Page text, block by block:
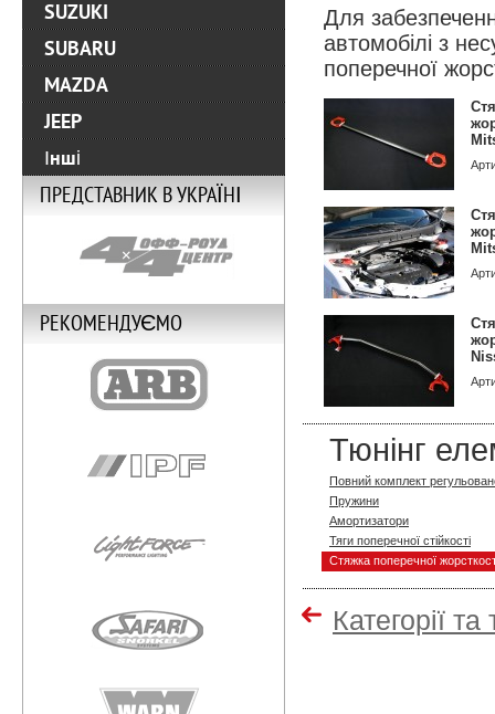
Для
автомобілі з
поперечної
Тюнінг
Повний комплект
Пружини
Амортизатори
Тяги поперечної стійкості
Стяжка поперечної
Категорії
SUZUKI
SUBARU
MAZDA
JEEP
Інші
ПРЕДСТАВНИК В УКРАЇНІ
РЕКОМЕНДУЄМО